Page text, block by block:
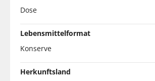
Dose
Lebensmittelformat
Konserve
Herkunftsland